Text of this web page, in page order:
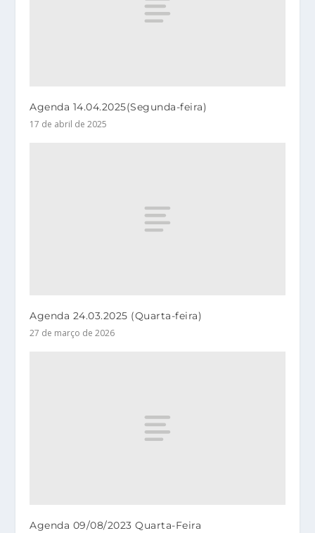
Agenda 14.04.2025(Segunda-feira)
17 de abril de 2025
Agenda 24.03.2025 (Quarta-feira)
27 de março de 2026
Agenda 09/08/2023 Quarta-Feira